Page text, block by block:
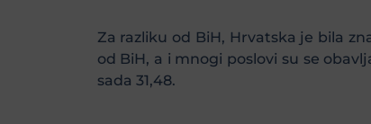
Za razliku od BiH, Hrvatska je bila
od BiH, a i mnogi poslovi su se
sada 31,48.